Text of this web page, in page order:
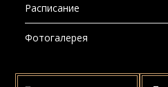
Расписание
Фотогалерея
НАЙТИ: